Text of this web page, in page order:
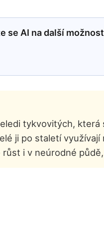
se AI na další
tykvovitých,
ji po staletí
i v neúrodné